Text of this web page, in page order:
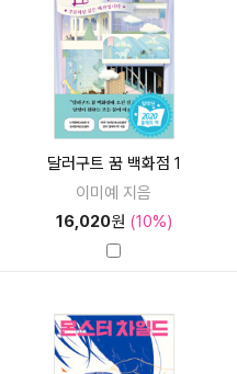
달러구트 꿈 백화점 1
이미예 지음
16,020원 (10%)